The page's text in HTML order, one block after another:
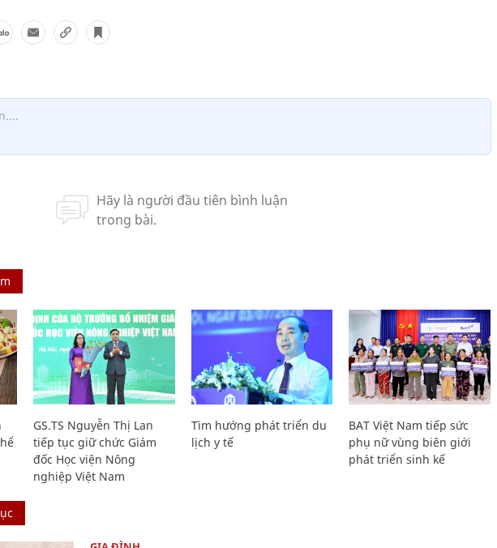
GS.TS Nguyễn Thị Lan
tiếp tục giữ chức Giám
đốc Học viện Nông
nghiệp Việt Nam
Tìm hướng phát triển du
lịch y tế
BAT Việt Nam tiếp sức
phụ nữ vùng biên giới
phát triển sinh kế